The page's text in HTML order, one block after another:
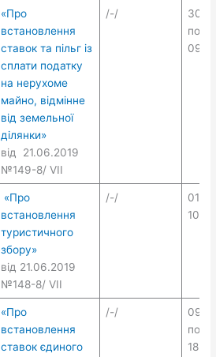
«Про
встановлення
ставок та пільг із
сплати податку
на нерухоме
майно, відмінне
від земельної
ділянки»
від 21.06.2019
№149-8/ VII
/-/
по
«Про
встановлення
туристичного
збору»
від 21.06.2019
№148-8/ VII
/-/
«Про
встановлення
ставок єдиного
/-/
по